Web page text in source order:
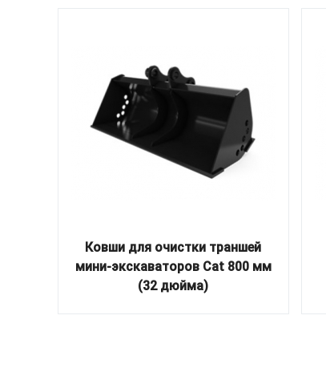
Ковши для очистки траншей
мини-экскаваторов Cat 800 мм
(32 дюйма)